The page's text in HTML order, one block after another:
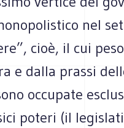
nel
cioè, il cui
e dalla prassi
occupate
poteri (il